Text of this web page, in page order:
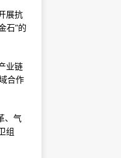
展抗
石”的
业链
合作
、气
组